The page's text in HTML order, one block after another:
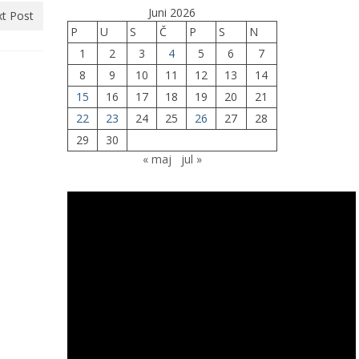
Post
Juni 2026
P
U S Č P S
N
1
2 3 4 5 6
7
8
9 10 11 12 13
14
15
16 17 18 19 20
21
22
23 24 25 26 27
28
29
30
« maj
jul »